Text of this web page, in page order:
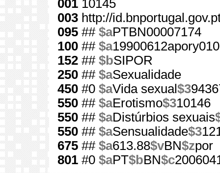
001 10145
003 http://
095 ## $aPTBN00007174
100 ## $a
152 ## $bSIPOR
250 ## $aSexualidade
450 #0 $aVida sexual$3
550 ## $aErotismo$310146
550 ## $aDistúrbios sexuais
550 ## $aSensualidade$3
675 ## $a613.88$vBN$zpor
801 #0 $aPT$bBN$c